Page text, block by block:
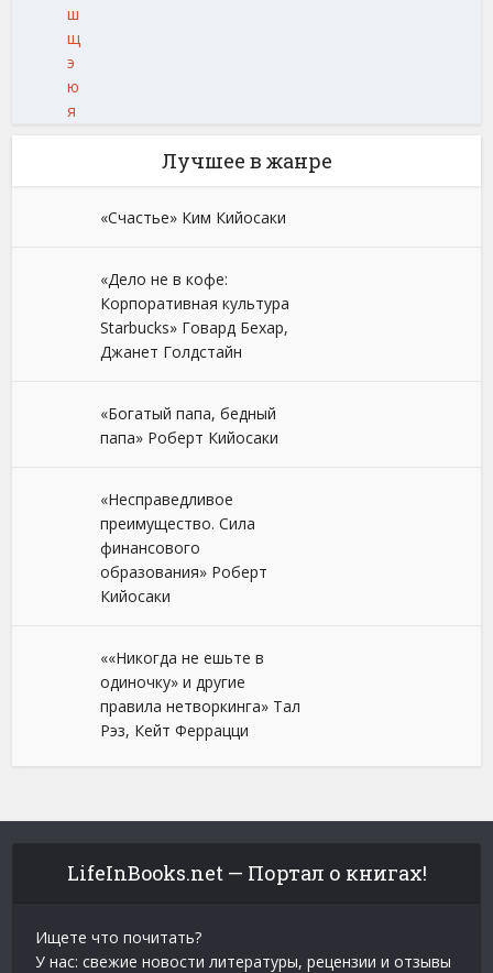
ш
щ
э
ю
я
Лучшее в жанре
«Счастье» Ким Кийосаки
«Дело не в кофе:
Корпоративная культура
Starbucks» Говард Бехар,
Джанет Голдстайн
«Богатый папа, бедный
папа» Роберт Кийосаки
«Несправедливое
преимущество. Сила
финансового
образования» Роберт
Кийосаки
««Никогда не ешьте в
одиночку» и другие
правила нетворкинга» Тал
Рэз, Кейт Феррацци
LifeInBooks.net — Портал о книгах!
Ищете что почитать?
У нас: свежие новости литературы, рецензии и отзывы